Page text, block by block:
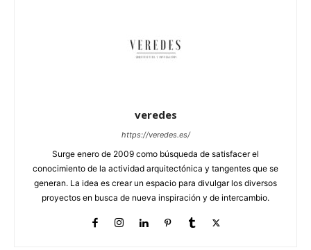
veredes
https://veredes.es/
Surge enero de 2009 como búsqueda de satisfacer el
conocimiento de la actividad arquitectónica y tangentes que se
generan. La idea es crear un espacio para divulgar los diversos
proyectos en busca de nueva inspiración y de intercambio.